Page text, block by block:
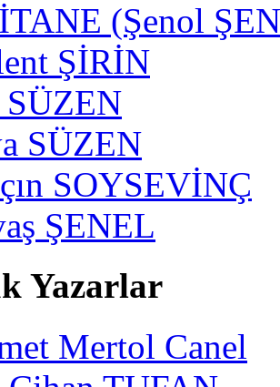
(Şenol
ŞİRİN
SÜZEN
SOYSEVİNÇ
ŞENEL
Yazarlar
Mertol Canel